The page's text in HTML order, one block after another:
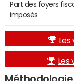
Part des foyers
imposés
Les
Les
Méthodologie